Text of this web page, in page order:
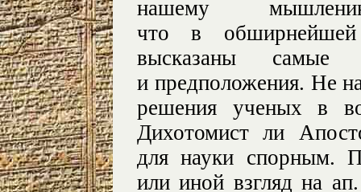
нашему
что в
высказаны самые
и предположения. Не
решения ученых в
Дихотомист ли
для науки спорным.
или иной взгляд на